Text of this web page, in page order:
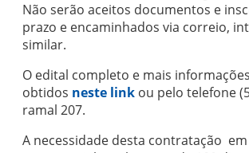
Não serão aceitos documentos e
prazo e encaminhados via correio,
similar.
O edital completo e mais
obtidos neste link ou pelo telefone
ramal 207.
A necessidade desta contratação